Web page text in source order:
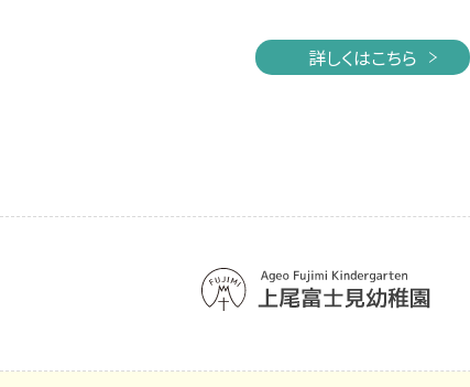
詳しくはこちら